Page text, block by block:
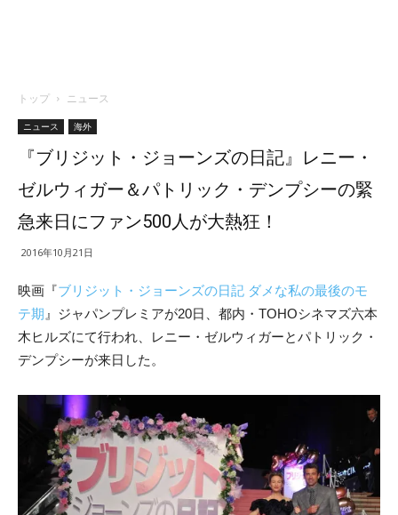
トップ ニュース
ニュース 海外
『ブリジット・ジョーンズの日記』レニー・
ゼルウィガー＆パトリック・デンプシーの緊
急来日にファン500人が大熱狂！
2016年10月21日
映画『ブリジット・ジョーンズの日記 ダメな私の最後のモ
テ期 』ジャパンプレミアが20日、都内・TOHOシネマズ六本
木ヒルズにて行われ、レニー・ゼルウィガーとパトリック・
デンプシーが来日した。